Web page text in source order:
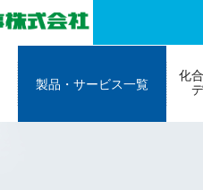
製品・サービス一覧
化